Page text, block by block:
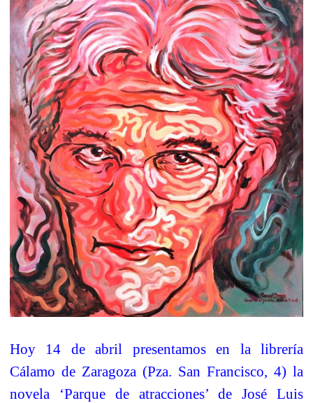
Hoy 14 de abril presentamos en la librería
Cálamo de Zaragoza (Pza. San Francisco, 4) la
novela ‘Parque de atracciones’ de José Luis